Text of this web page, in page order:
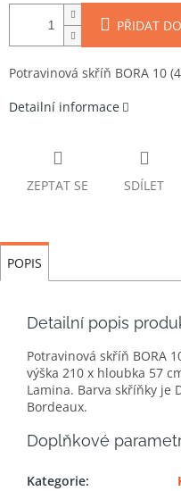
PŘIDAT
Potravinová skříň BORA 10
Detailní informace
ZEPTAT SE SDÍLET
POPIS
Detailní popis
Potravinová skříň BORA
výška 210 x hloubka 57
Lamina. Barva skříňky je
Bordeaux.
Doplňkové
Kategorie: